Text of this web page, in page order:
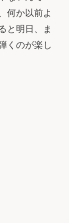
何か以前よ
と明日、ま
くのが楽し